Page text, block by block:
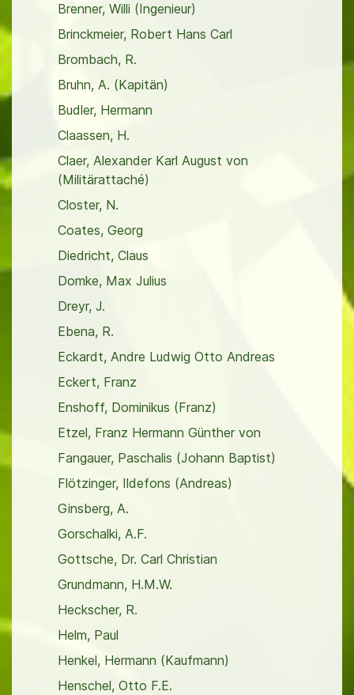
Brenner, Willi (Ingenieur)
Brinckmeier, Robert Hans Carl
Brombach, R.
Bruhn, A. (Kapitän)
Budler, Hermann
Claassen, H.
Claer, Alexander Karl August von
(Militärattaché)
Closter, N.
Coates, Georg
Diedricht, Claus
Domke, Max Julius
Dreyr, J.
Ebena, R.
Eckardt, Andre Ludwig Otto Andreas
Eckert, Franz
Enshoff, Dominikus (Franz)
Etzel, Franz Hermann Günther von
Fangauer, Paschalis (Johann Baptist)
Flötzinger, Ildefons (Andreas)
Ginsberg, A.
Gorschalki, A.F.
Gottsche, Dr. Carl Christian
Grundmann, H.M.W.
Heckscher, R.
Helm, Paul
Henkel, Hermann (Kaufmann)
Henschel, Otto F.E.